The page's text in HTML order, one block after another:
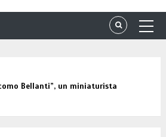
Bellanti”, un miniaturista